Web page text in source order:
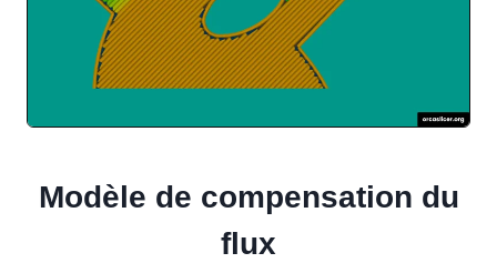
Modèle de compensation du
flux